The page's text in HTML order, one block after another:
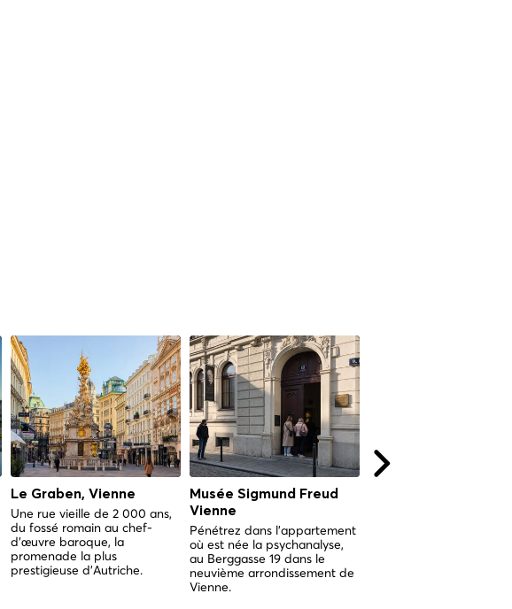
Le Graben, Vienne
Une rue vieille de 2 000 ans,
du fossé romain au chef-
d'œuvre baroque, la
promenade la plus
prestigieuse d'Autriche.
Musée Sigmund Freud
Vienne
Pénétrez dans l'appartement
où est née la psychanalyse,
au Berggasse 19 dans le
neuvième arrondissement de
Vienne.